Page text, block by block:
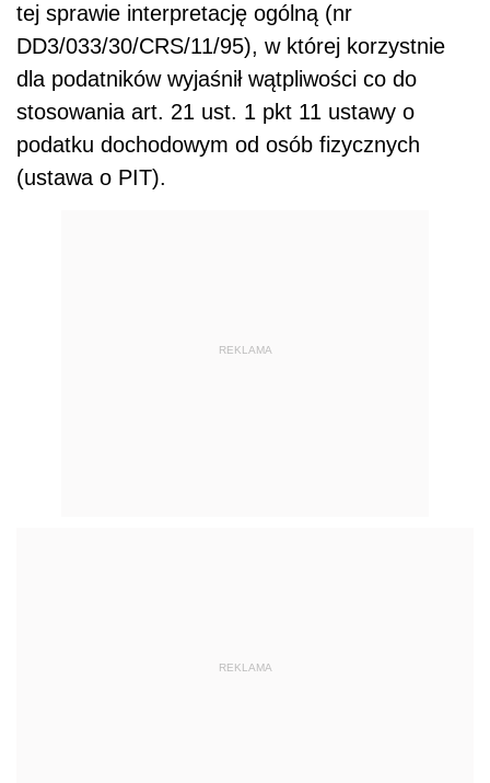
tej sprawie interpretację ogólną (nr
DD3/033/30/CRS/11/95), w której korzystnie
dla podatników wyjaśnił wątpliwości co do
stosowania art. 21 ust. 1 pkt 11 ustawy o
podatku dochodowym od osób fizycznych
(ustawa o PIT).
REKLAMA
REKLAMA